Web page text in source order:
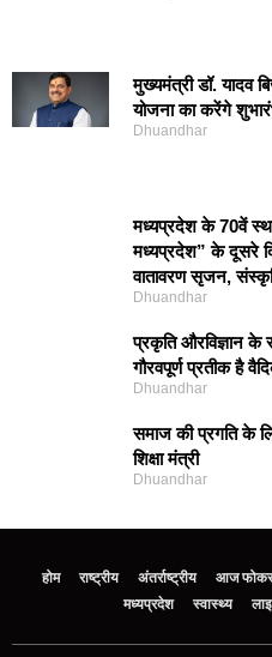
मुख्यमंत्री डॉ. यादव
योजना का करेंगे
Dhuandhar
मध्यप्रदेश के 70वें
मध्यप्रदेश” के दूसरे
वातावरण सृजन,
Dhuandhar
प्रकृति और‍विज्ञान के
गौरवपूर्ण प्रतीक है
Dhuandhar
समाज की प्रगति के
शिक्षा मंत्री
Dhuandhar
होम राष्ट्रीय अंतर्राष्ट्रीय आज
मध्‍यप्रदेश
स्वास्थ्य